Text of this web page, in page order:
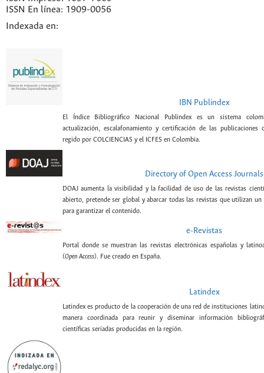
ISSN En línea: 1909-0056
Indexada en:
IBN Publindex
El Índice Bibliográfico Nacional Publindex es un sistema
actualización, escalafonamiento y certificación de las publicaciones
regido por COLCIENCIAS y el ICFES en Colombia.
Directory of Open Access Journals
DOAJ aumenta la visibilidad y la facilidad de uso de las revistas
abierto, pretende ser global y abarcar todas las revistas que utilizan
para garantizar el contenido.
e-Revistas
Portal donde se muestran las revistas electrónicas españolas y
(Open Access). Fue creado en España.
Latindex
Latindex es producto de la cooperación de una red de instituciones
manera coordinada para reunir y diseminar información
científicas seriadas producidas en la región.